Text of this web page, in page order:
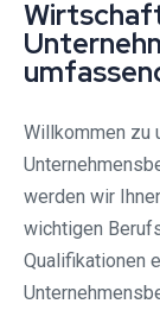
Willkommen zu
werden wir
wichtigen
Qualifikationen